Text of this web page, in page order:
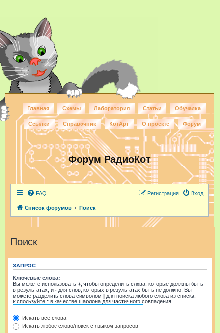
Главная Схемы Лаборатория Статьи Обучалка
Ссылки Справочник КотАрт О проекте Форум
Форум РадиоКот
FAQ Вход
Регистрация
Список форумов Поиск
Поиск
ЗАПРОС
Ключевые слова:
Вы можете использовать + , чтобы определить слова, которые должны быть
в результатах, и - для слов, которых в результатах быть не должно. Вы
можете разделить слова символом | для поиска любого слова из списка.
Используйте *в качестве шаблона для частичного совпадения.
Искать все слова
Искать любое слово/поиск с языком запросов